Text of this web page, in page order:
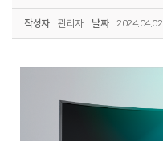
작성자 관리자 날짜 2024.04.02